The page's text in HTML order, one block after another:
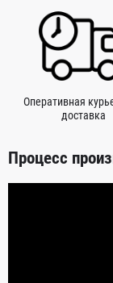
Оперативная
доставка
Процесс